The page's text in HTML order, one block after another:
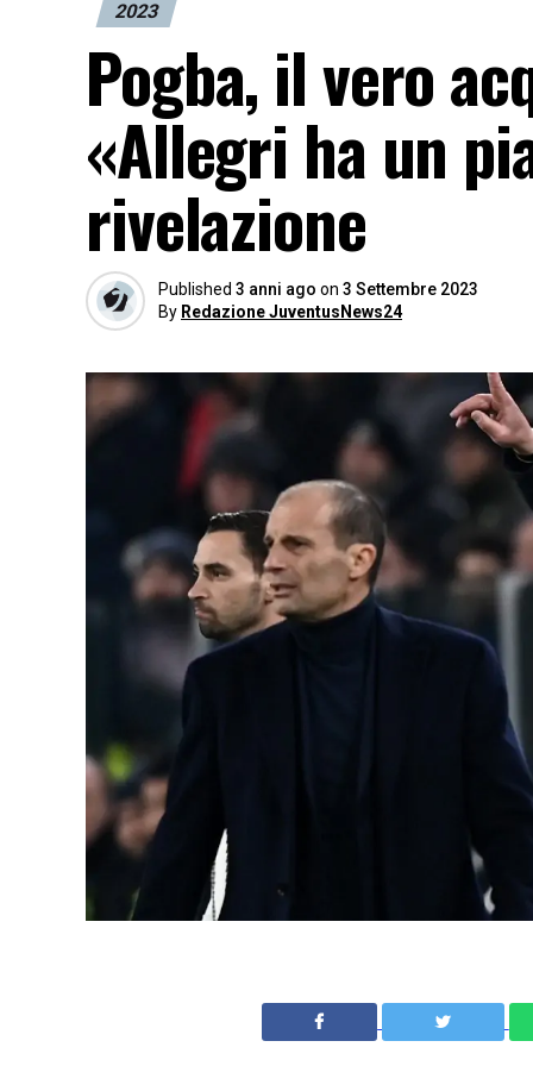
2023
Pogba, il vero
«Allegri ha un
rivelazione
Published 3 anni ago on 3 Settembre 2023
By Redazione JuventusNews24